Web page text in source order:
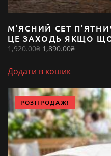
М’ЯСНИЙ СЕТ
ЦЕ ЗАХОДЬ ЯКЩО
1,920.00₴ Оригінальна
1,920.00₴.
1,890.00₴Поточна
Додати в кошик
РОЗПРОДАЖ!